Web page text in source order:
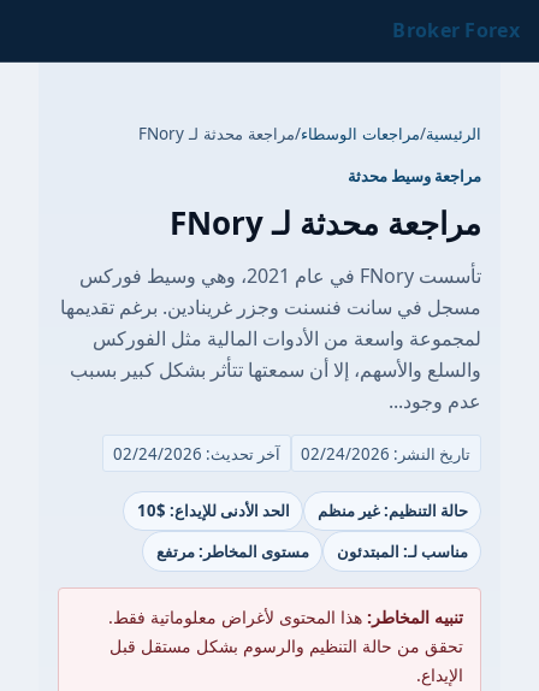
Broker Forex
الرئيسية/مراجعات الوسطاء/مراجعة محدثة لـ FNory
مراجعة وسيط محدثة
مراجعة محدثة لـ FNory
تأسست FNory في عام 2021، وهي وسيط فوركس
مسجل في سانت فنسنت وجزر غرينادين. برغم تقديمها
لمجموعة واسعة من الأدوات المالية مثل الفوركس
والسلع والأسهم، إلا أن سمعتها تتأثر بشكل كبير بسبب
عدم وجود...
تاريخ النشر: 02/24/2026 آخر تحديث: 02/24/2026
حالة التنظيم: غير منظم
الحد الأدنى للإيداع: $10
مناسب لـ: المبتدئون
مستوى المخاطر: مرتفع
تنبيه المخاطر: هذا المحتوى لأغراض معلوماتية فقط.
تحقق من حالة التنظيم والرسوم بشكل مستقل قبل
الإيداع.